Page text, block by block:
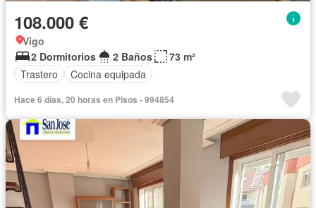
108.000 €
Vigo
2 Dormitorios
2 Baños
73 m²
Trastero
Cocina equipada
Hace 6 días, 20 horas en Pisos - 994854